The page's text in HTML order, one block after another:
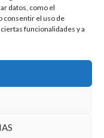
datos, como el
consentir el uso de
funcionalidades y a
reservados.